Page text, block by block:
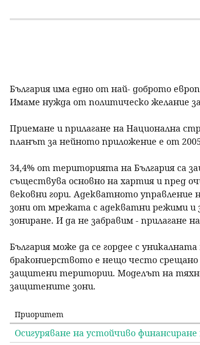
н
България има едно от най- доброто
Имаме нужда от политическо желание
Приемане и прилагане на Национална
планът за нейното приложение е от
34,4% от територията на България са
съществува основно на хартия и пред
вековни гори. Адекватното управление
зони от мрежата с адекватни режими и
зониране. И да не забравим - прилагане
България може да се гордее с
бракониерството е нещо често
защитени територии. Моделът на
защитените зони.
Приоритет
Осигуряване на устойчиво